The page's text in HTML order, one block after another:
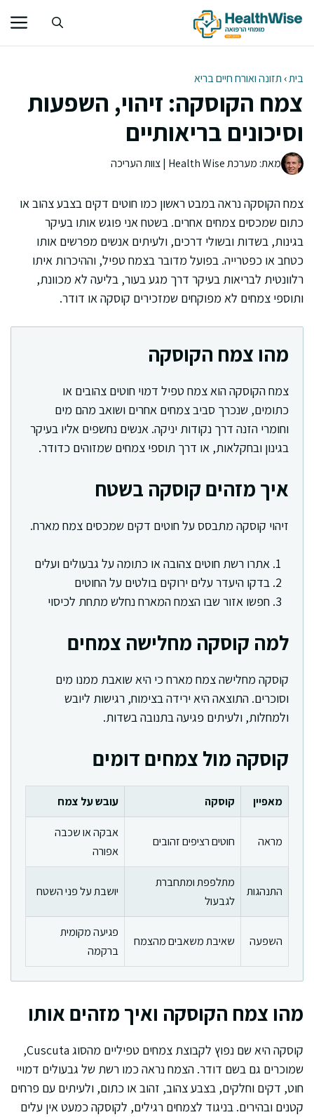
לתוכן
בית› תזונה ואורח חיים בריא
צמח הקוסקה: זיהוי, השפעות
וסיכונים בריאותיים
מאת: מערכת Health Wise | צוות העריכה
צמח הקוסקה נראה במבט ראשון כמו חוטים דקים בצבע צהוב או
כתום שמכסים צמחים אחרים. בשטח אני פוגש אותו בעיקר
בגינות, בשדות ובשולי דרכים, ולעיתים אנשים מפרשים אותו
כטחב או כפטרייה. בפועל מדובר בצמח טפיל, וההיכרות איתו
רלוונטית לבריאות בעיקר דרך מגע בעור, בליעה לא מכוונת,
ותוספי צמחים לא מפוקחים שמזכירים קוסקה או דודר.
מהו צמח הקוסקה
צמח הקוסקה הוא צמח טפיל דמוי חוטים צהובים או
כתומים, שנכרך סביב צמחים אחרים ושואב מהם מים
וחומרי הזנה דרך נקודות יניקה. אנשים נחשפים אליו בעיקר
בגינון ובחקלאות, או דרך תוספי צמחים שמזוהים כדודר.
איך מזהים קוסקה בשטח
זיהוי קוסקה מתבסס על חוטים דקים שמכסים צמח מארח.
אתרו רשת חוטים צהובה או כתומה על גבעולים ועלים
בדקו היעדר עלים ירוקים בולטים על החוטים
חפשו אזור שבו הצמח המארח נחלש מתחת לכיסוי
למה קוסקה מחלישה צמחים
קוסקה מחלישה צמח מארח כי היא שואבת ממנו מים
וסוכרים. התוצאה היא ירידה בצימוח, רגישות ליובש
ולמחלות, ולעיתים פגיעה בתנובה בשדות.
קוסקה מול צמחים דומים
מאפיין קוסקה עובש על צמח
מראה חוטים רציפים זהובים
אבקה או שכבה
אפורה
התנהגות
מתלפפת ומתחברת
לגבעול
יושבת על פני השטח
השפעה שאיבת משאבים מהצמח
פגיעה מקומית
ברקמה
מהו צמח הקוסקה ואיך מזהים אותו
קוסקה היא שם נפוץ לקבוצת צמחים טפיליים מהסוג Cuscuta,
שמוכרים גם בשם דודר. הצמח נראה כמו רשת של גבעולים דמויי
חוט, דקים וחלקים, בצבע צהוב, זהוב או כתום, ולעיתים עם פרחים
קטנים ובהירים. בניגוד לצמחים רגילים, לקוסקה כמעט אין עלים